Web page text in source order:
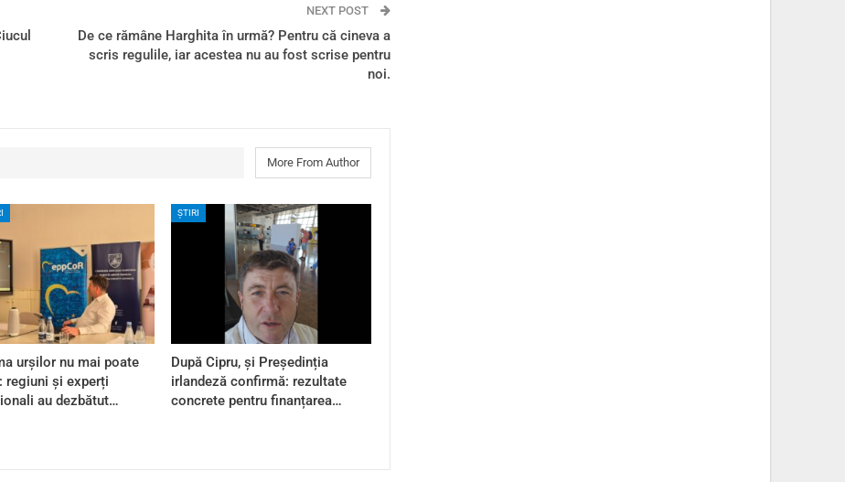
NEXT POST
De ce rămâne Harghita în urmă? Pentru că cineva a
scris regulile, iar acestea nu au fost scrise pentru
noi.
More From Author
urșilor nu mai poate
regiuni și experți
au dezbătut…
ȘTIRI
După Cipru, și Președinția
irlandeză confirmă: rezultate
concrete pentru finanțarea…